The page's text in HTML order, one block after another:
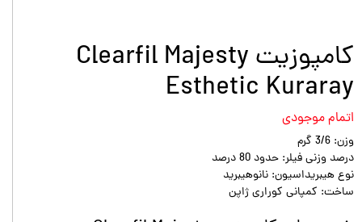
کامپوزیت Clearfil Majesty
Esthetic Kuraray
اتمام موجودی
وزن: 3/6 گرم
درصد وزنی فیلر: حدود 80 درصد
نوع هیبریداسیون: نانوهیبرید
ساخت: کمپانی کوراری ژاپن